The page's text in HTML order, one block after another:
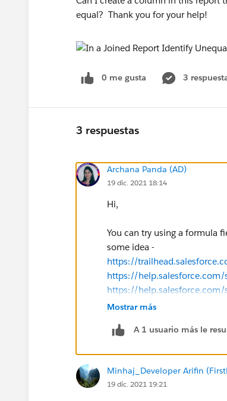
equal? Thank you for your help!
0 me gusta 3
3 respuestas
Archana Panda (AD)
19 dic. 2021 18:14
Hi,
You can try using a formula
some idea -
https://
https://
https://help.salesforce.com/
Mostrar más
A 1 usuario más le
Minhaj_Developer Arifin
19 dic. 2021 19:21